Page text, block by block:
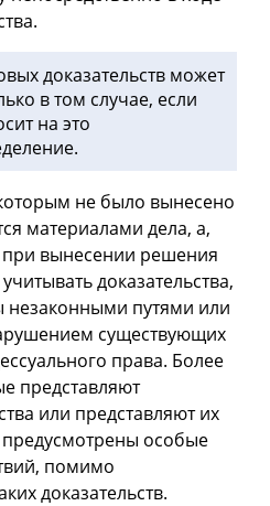
доказательств может
в том случае, если
на это
не было вынесено
материалами дела, а,
при вынесении решения
доказательства,
путями или
существующих
права. Более
представляют
или представляют их
особые
помимо
доказательств.